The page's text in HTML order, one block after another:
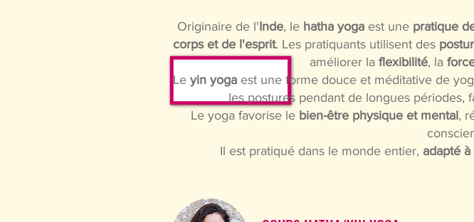
Originaire de l'Inde, le hatha yoga est une pratique
corps et de l'esprit. Les pratiquants utilisent des
améliorer la flexibilité, la
Le yin yoga est une forme douce et méditative de
les postures pendant de longues périodes,
Le yoga favorise le bien-être physique et mental,
Il est pratiqué dans le monde entier, adapté